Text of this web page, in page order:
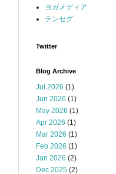
ヨガメディア
テンセグ
Twitter
Blog Archive
Jul 2026 (1)
Jun 2026 (1)
May 2026 (1)
Apr 2026 (1)
Mar 2026 (1)
Feb 2026 (1)
Jan 2026 (2)
Dec 2025 (2)